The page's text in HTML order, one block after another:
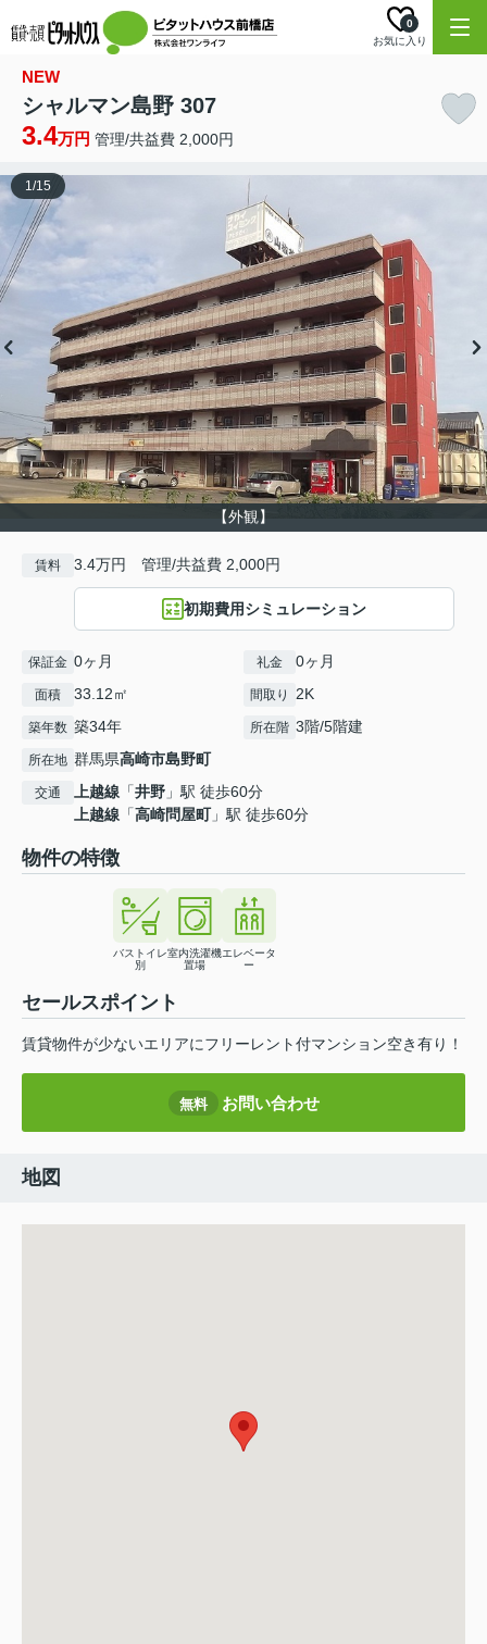
お気に入り
0
NEW
シャルマン島野 307
3.4万円 管理/共益費 2,000円
【外観】
1/15
賃料 3.4万円 管理/共益費 2,000円
初期費用シミュレーション
保証金 0ヶ月 礼金 0ヶ月
面積 33.12㎡ 間取り 2K
築年数 築34年 所在階 3階/5階建
所在地 群馬県高崎市島野町
交通 上越線 「井野 」駅 徒歩60分
上越線 「高崎問屋町」駅 徒歩60分
物件の特徴
バストイレ
別
室内洗濯機
置場
エレベータ
ー
セールスポイント
賃貸物件が少ないエリアにフリーレント付マンション空き有り！
無料 お問い合わせ
地図